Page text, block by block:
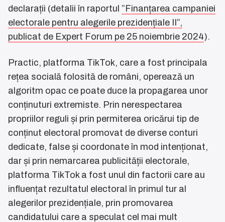
declarații (detalii în raportul ”Finanțarea campaniei
electorale pentru alegerile prezidențiale II”,
publicat de Expert Forum pe 25 noiembrie 2024).
Practic, platforma TikTok, care a fost principala
rețea socială folosită de români, operează un
algoritm opac ce poate duce la propagarea unor
conținuturi extremiste. Prin nerespectarea
propriilor reguli și prin permiterea oricărui tip de
conținut electoral promovat de diverse conturi
dedicate, false și coordonate în mod intenționat,
dar și prin nemarcarea publicității electorale,
platforma TikTok a fost unul din factorii care au
influențat rezultatul electoral în primul tur al
alegerilor prezidențiale, prin promovarea
candidatului care a speculat cel mai mult